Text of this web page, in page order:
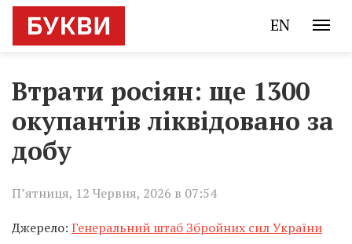
EN
Втрати росіян: ще 1300
окупантів ліквідовано за
добу
П’ятниця, 12 Червня, 2026 в 07:54
Джерело: Генеральний штаб Збройних сил України